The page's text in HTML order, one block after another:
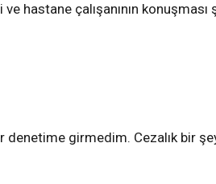
hastane çalışanının konuşması
denetime girmedim. Cezalık bir